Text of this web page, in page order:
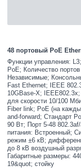
48 портовый PoE
Функции управления:
PoE; Количество
Независимые;
Fast Ethernet; IEEE
10GBase-X;
для скорости 10/100
Fiber link; PoE (на
and-forward; Стандарт
90 Вт; Порт 5-48
питания: Встроенный;
режим ±6 кВ;
до 8 кВ воздушный
Габаритные размеры:
19&quot; стойку